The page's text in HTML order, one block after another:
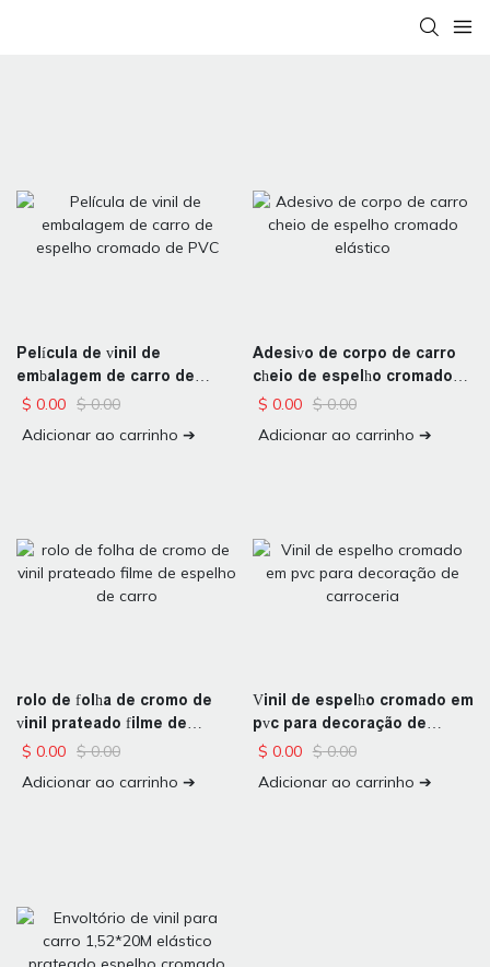
Película de vinil de
embalagem de carro de
espelho cromado de PVC
$ 0.00 $0.00
Adicionar ao carrinho ➔
Adesivo de corpo de carro
cheio de espelho cromado
elástico
$ 0.00 $0.00
Adicionar ao carrinho ➔
rolo de folha de cromo de
vinil prateado filme de
espelho de carro
$ 0.00 $0.00
Adicionar ao carrinho ➔
Vinil de espelho cromado em
pvc para decoração de
carroceria
$ 0.00 $0.00
Adicionar ao carrinho ➔